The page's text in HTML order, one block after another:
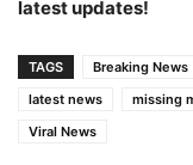
latest updates!
TAGS Breaking News
latest news
missing
Viral News